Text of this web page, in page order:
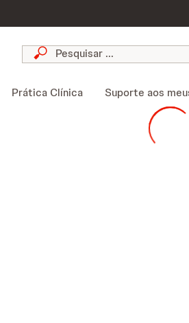
Prática Clínica Suporte aos